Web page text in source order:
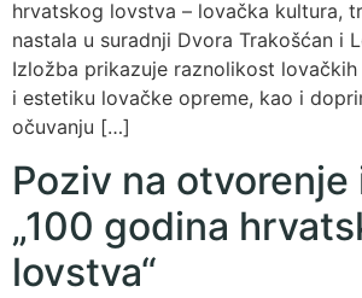
hrvatskog lovstva – lovačka kultura,
nastala u suradnji Dvora Trakošćan i
Izložba prikazuje raznolikost
i estetiku lovačke opreme, kao i
očuvanju […]
Poziv na
„100 godina
lovstva“